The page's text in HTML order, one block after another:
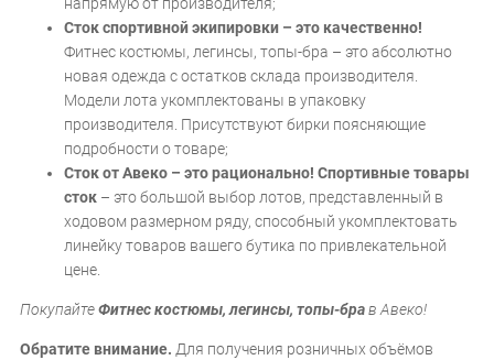
напрямую от производителя;
Сток спортивной экипировки – это качественно!
Фитнес костюмы, легинсы, топы-бра – это абсолютно
новая одежда с остатков склада производителя.
Модели лота укомплектованы в упаковку
производителя. Присутствуют бирки поясняющие
подробности о товаре;
Сток от Авеко – это рационально! Спортивные товары
сток – это большой выбор лотов, представленный в
ходовом размерном ряду, способный укомплектовать
линейку товаров вашего бутика по привлекательной
цене.
ПокупайтеФитнес костюмы, легинсы, топы-брав Авеко!
Обратите внимание. Для получения розничных объёмов